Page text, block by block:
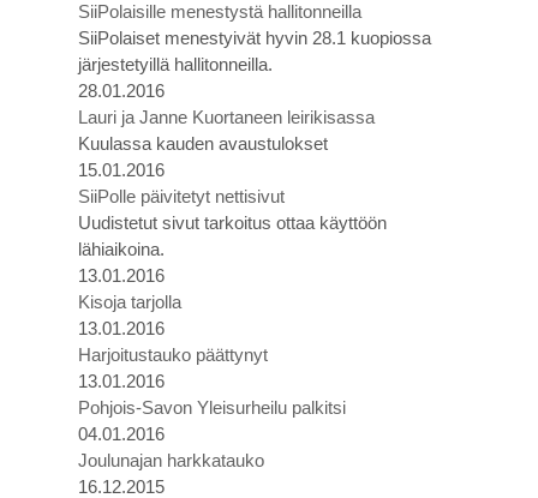
SiiPolaisille menestystä hallitonneilla
SiiPolaiset menestyivät hyvin 28.1 kuopiossa
järjestetyillä hallitonneilla.
28.01.2016
Lauri ja Janne Kuortaneen leirikisassa
Kuulassa kauden avaustulokset
15.01.2016
SiiPolle päivitetyt nettisivut
Uudistetut sivut tarkoitus ottaa käyttöön
lähiaikoina.
13.01.2016
Kisoja tarjolla
13.01.2016
Harjoitustauko päättynyt
13.01.2016
Pohjois-Savon Yleisurheilu palkitsi
04.01.2016
Joulunajan harkkatauko
16.12.2015